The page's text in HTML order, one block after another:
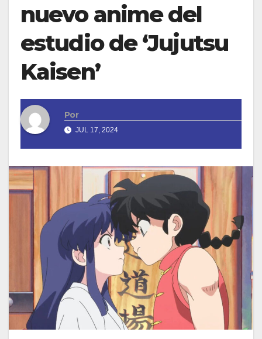
nuevo anime del
estudio de ‘Jujutsu
Kaisen’
Por
JUL 17, 2024